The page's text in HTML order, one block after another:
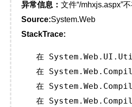
异常信息： 文件“/mhxjs.aspx”不
Source:System.Web
StackTrace:
在
在
在
在